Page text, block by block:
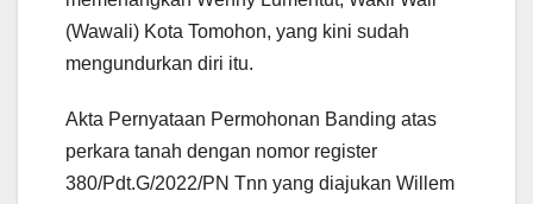
(Wawali) Kota Tomohon, yang kini sudah
mengundurkan diri itu.
Akta Pernyataan Permohonan Banding atas
perkara tanah dengan nomor register
380/Pdt.G/2022/PN Tnn yang diajukan Willem